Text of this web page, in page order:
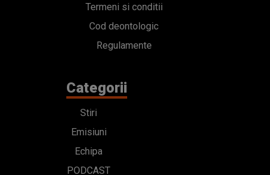
Termeni si conditii
Cod deontologic
Regulamente
Categorii
Stiri
Emisiuni
Echipa
PODCAST